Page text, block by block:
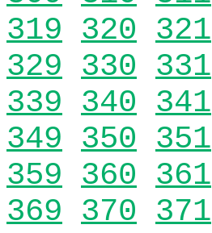
319 320 321
329 330 331
339 340 341
349 350 351
359 360 361
369 370 371